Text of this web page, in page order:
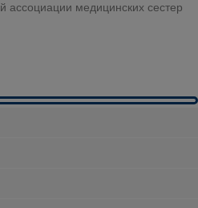
ассоциации медицинских сестер